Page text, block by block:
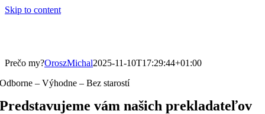
Skip to content
Prečo my?OroszMichal2025-11-10T17:29:44+01:00
Odborne – Výhodne – Bez starostí
Predstavujeme vám našich prekladateľov